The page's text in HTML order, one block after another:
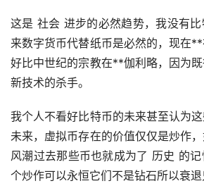
这是 社会 进步的必然趋势，我没有
来数字货币代替纸币是必然的，现在
好比中世纪的宗教在**伽利略，因为
新技术的杀手。
我个人不看好比特币的未来甚至认为
未来，虚拟币存在的价值仅仅是炒作
风潮过去那些币也就成为了 历史 的
个炒作可以永恒它们不是钻石所以衰退